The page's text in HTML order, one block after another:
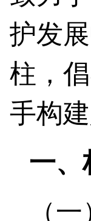
护发
柱，
手构
一、
（